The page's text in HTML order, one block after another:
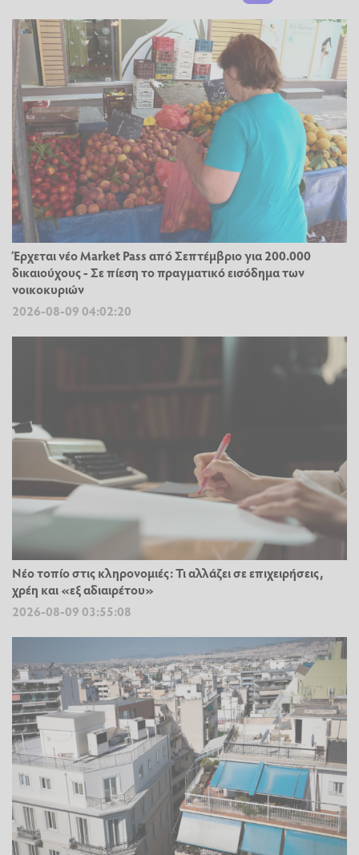
Έρχεται νέο Market Pass από Σεπτέμβριο για 200.000
δικαιούχους - Σε πίεση το πραγματικό εισόδημα των
νοικοκυριών
2026-08-09 04:02:20
Νέο τοπίο στις κληρονομιές: Τι αλλάζει σε επιχειρήσεις,
χρέη και «εξ αδιαιρέτου»
2026-08-09 03:55:08